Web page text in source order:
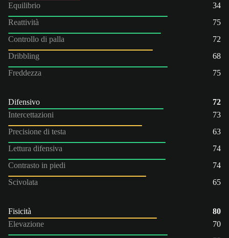
Equilibrio
34
Reattività
75
Controllo di palla
72
Dribbling
68
Freddezza
75
Difensivo
72
Intercettazioni
73
Precisione di testa
63
Lettura difensiva
74
Contrasto in piedi
74
Scivolata
65
Fisicità
80
Elevazione
70